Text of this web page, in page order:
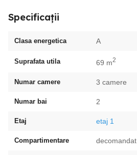
Specificații
Clasa energetica A
Suprafata utila 69 m2
Numar camere 3 camere
Numar bai 2
Etaj etaj 1
Compartimentare decomandat